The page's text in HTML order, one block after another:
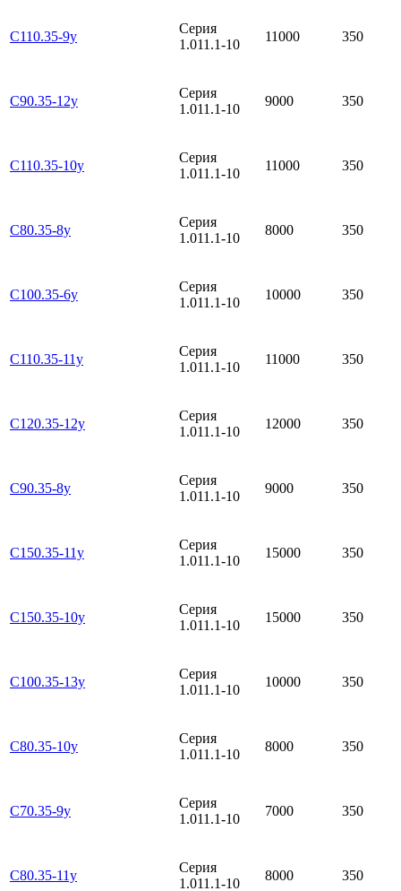
С110.35-9у
Серия
1.011.1-10
11000 350
С90.35-12у
Серия
1.011.1-10
9000 350
С110.35-10у
Серия
1.011.1-10
11000 350
С80.35-8у
Серия
1.011.1-10
8000 350
С100.35-6у
Серия
1.011.1-10
10000 350
С110.35-11у
Серия
1.011.1-10
11000 350
С120.35-12у
Серия
1.011.1-10
12000 350
С90.35-8у
Серия
1.011.1-10
9000 350
С150.35-11у
Серия
1.011.1-10
15000 350
С150.35-10у
Серия
1.011.1-10
15000 350
С100.35-13у
Серия
1.011.1-10
10000 350
С80.35-10у
Серия
1.011.1-10
8000 350
С70.35-9у
Серия
1.011.1-10
7000 350
С80.35-11у
Серия
1.011.1-10
8000 350